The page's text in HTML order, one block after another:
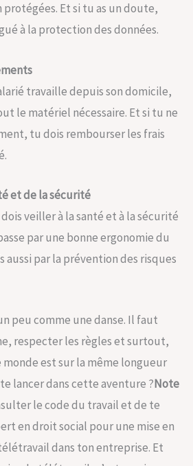
protégées. Et si tu as un doute,
à la protection des données.
travaille depuis son domicile,
le matériel nécessaire. Et si tu ne
tu dois rembourser les frais
et de la sécurité
veiller à la santé et à la sécurité
par une bonne ergonomie du
aussi par la prévention des risques
peu comme une danse. Il faut
respecter les règles et surtout,
monde est sur la même longueur
lancer dans cette aventure ?Note
le code du travail et de te
en droit social pour une mise en
dans ton entreprise. Et